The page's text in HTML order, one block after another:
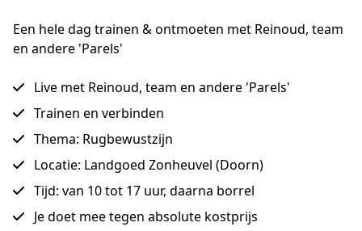
Een hele dag trainen & ontmoeten met Reinoud, team
en andere 'Parels'
Live met Reinoud, team en andere 'Parels'
Trainen en verbinden
Thema: Rugbewustzijn
Locatie: Landgoed Zonheuvel (Doorn)
Tijd: van 10 tot 17 uur, daarna borrel
Je doet mee tegen absolute kostprijs